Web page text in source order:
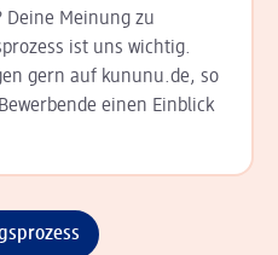
Deine Meinung zu
ist uns wichtig.
gern auf kununu.de, so
einen Einblick